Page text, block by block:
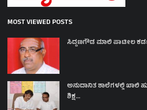
MOST VIEWED POSTS
ಸಿದ್ದಣಗೌಡ ಮಾಲಿ ಪಾಟೀಲ
ಅನುದಾನಿತ ಶಾಲೆಗಳಲ್ಲಿ ಖಾಲಿ
ಶಿಕ್ಷ...